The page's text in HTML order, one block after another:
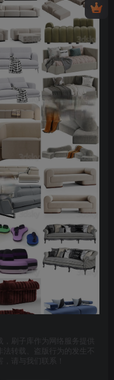
，刷子库作为网络服务提供
转载、盗版行为的发生不
请与我们联系！